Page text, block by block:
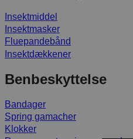
Insektmiddel
Insektmasker
Fluepandebånd
Insektdækkener
Benbeskyttelse
Bandager
Spring gamacher
Klokker